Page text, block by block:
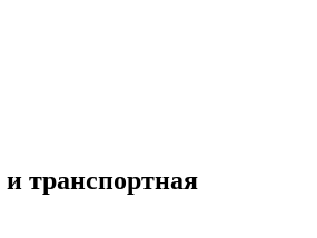
транспортная